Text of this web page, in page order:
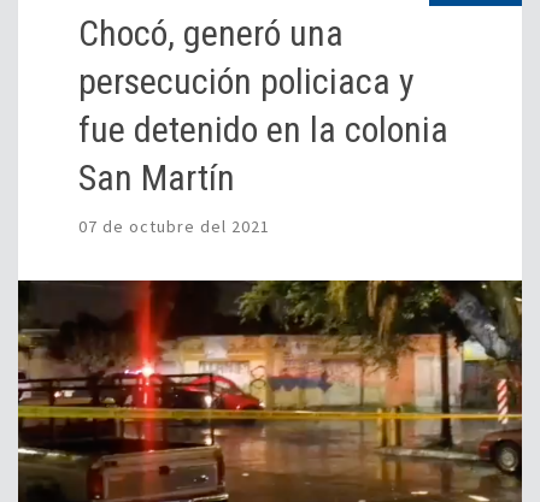
Chocó, generó una
persecución policiaca y
fue detenido en la colonia
San Martín
07 de octubre del 2021